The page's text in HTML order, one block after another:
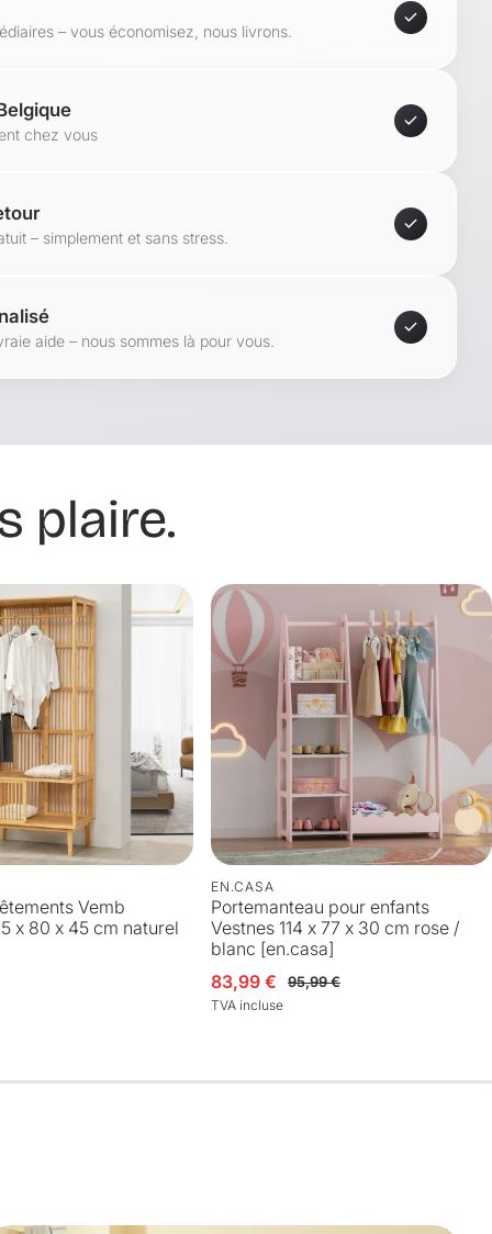
– vous économisez, nous livrons.
chez vous
– simplement et sans stress.
aide – nous sommes là pour vous.
plaire.
Vemb
x 80 x 45 cm naturel
EN.CASA
Portemanteau pour enfants
Vestnes 114 x 77 x 30 cm rose /
blanc [en.casa]
Prix en solde
83,99 €
Prix habituel 95,99 €
TVA incluse